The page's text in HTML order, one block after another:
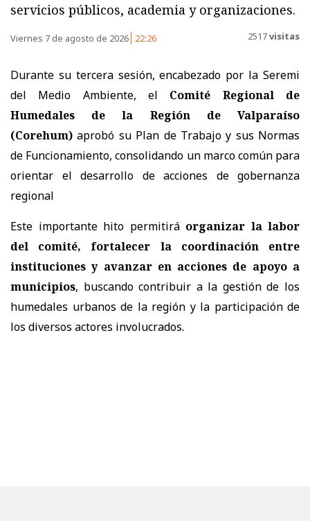
servicios públicos, academia y organizaciones.
Viernes 7 de agosto de 2026 22:26 2517visitas
Durante su tercera sesión, encabezado por la Seremi
del Medio Ambiente, el
Comité Regional de
Humedales de la Región de Valparaíso
(Corehum) aprobó su Plan de Trabajo y sus Normas
de Funcionamiento, consolidando un marco común para
orientar el desarrollo de acciones de gobernanza
regional
Este importante hito permitirá organizar la labor
del comité, fortalecer la coordinación entre
instituciones y avanzar en acciones de apoyo a
municipios, buscando contribuir a la gestión de los
humedales urbanos de la región y la participación de
los diversos actores involucrados.